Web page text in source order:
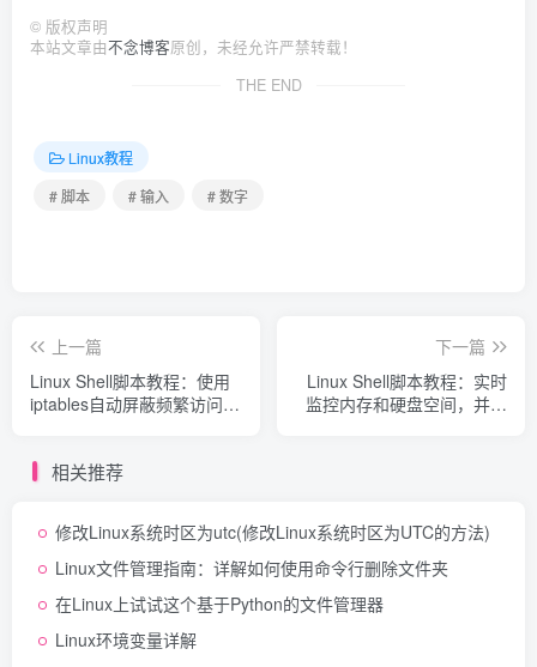
© 版权声明
本站文章由不念博客原创，未经允许严禁转载！
THE END
Linux教程
# 脚本
# 输入 # 数字
上一篇
Linux Shell脚本教程：使用
iptables自动屏蔽频繁访问的
下一篇
Linux Shell脚本教程：实时
监控内存和硬盘空间，并在
相关推荐
修改Linux系统时区为utc(修改Linux系统时区为UTC的方法)
Linux文件管理指南：详解如何使用命令行删除文件夹
在Linux上试试这个基于Python的文件管理器
Linux环境变量详解